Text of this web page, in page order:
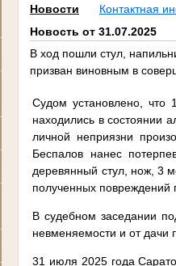
Новости Контактная
Новость от 31.07.2025
В ход пошли стул,
призван виновным в
Судом установлено, что
находились в состоянии
личной неприязни
Беспалов нанес
деревянный стул, нож, 3
полученных повреждений
В судебном заседании
невменяемости и от дачи
31 июля 2025 года